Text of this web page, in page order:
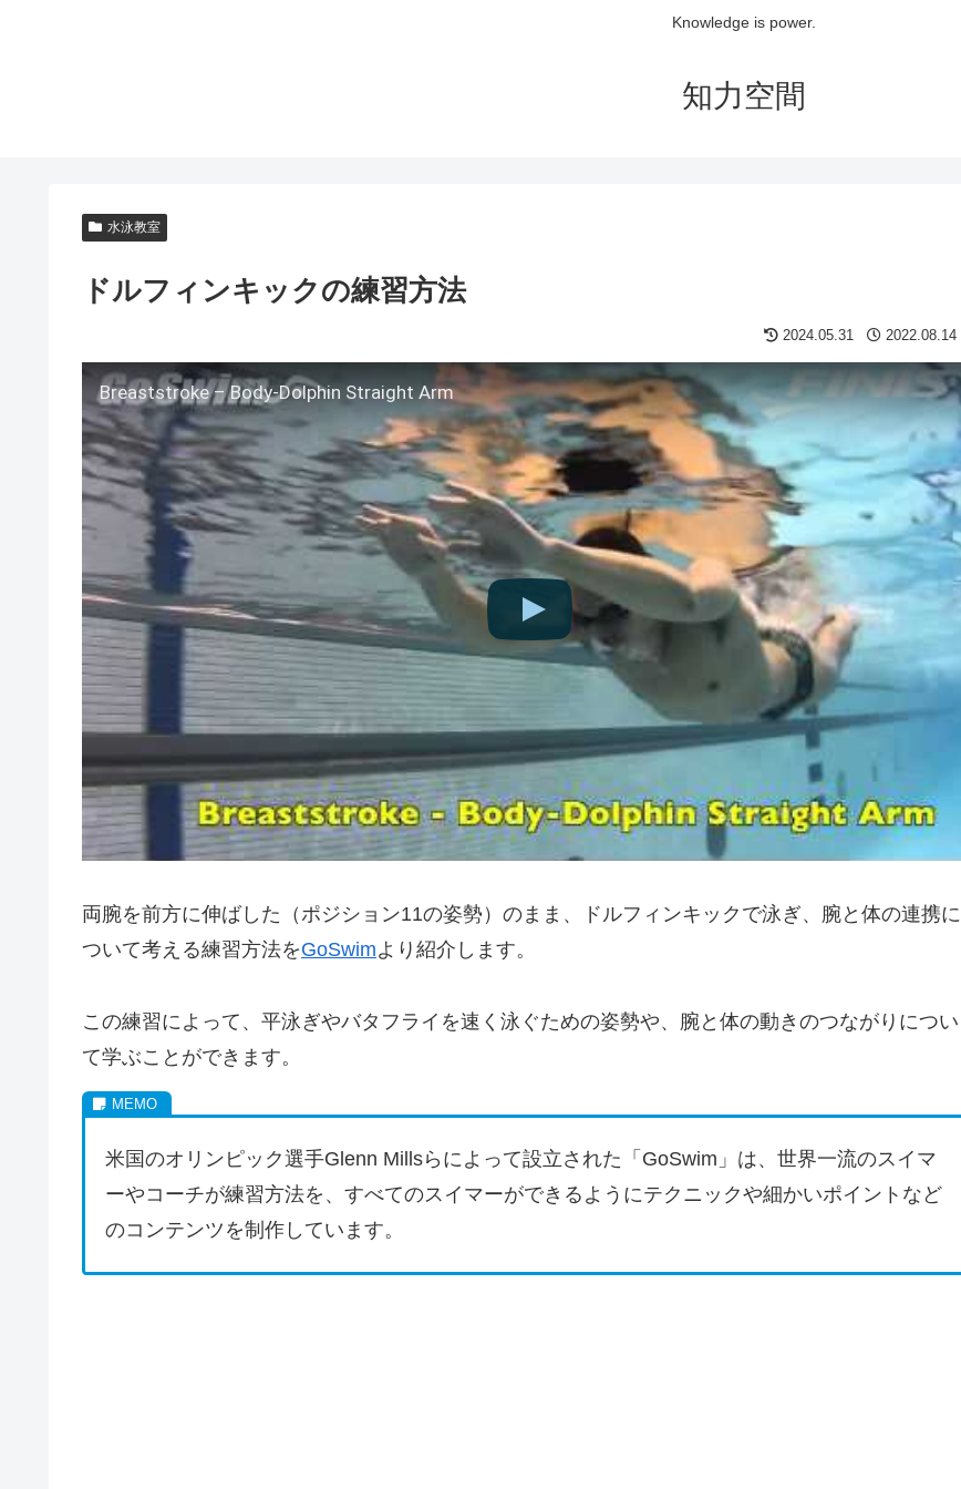
Knowledge is power.
知力空間
水泳教室
ドルフィンキックの練習方法
2024.05.31 2022.08.14
Breaststroke – Body-Dolphin Straight Arm
両腕を前方に伸ばした（ポジション11の姿勢）のまま、ドルフィンキックで泳ぎ、腕と体の連携に
ついて考える練習方法をGoSwimより紹介します。
この練習によって、平泳ぎやバタフライを速く泳ぐための姿勢や、腕と体の動きのつながりについ
て学ぶことができます。
米国のオリンピック選手Glenn Millsらによって設立された「GoSwim」は、世界一流のスイマ
ーやコーチが練習方法を、すべてのスイマーができるようにテクニックや細かいポイントなど
のコンテンツを制作しています。